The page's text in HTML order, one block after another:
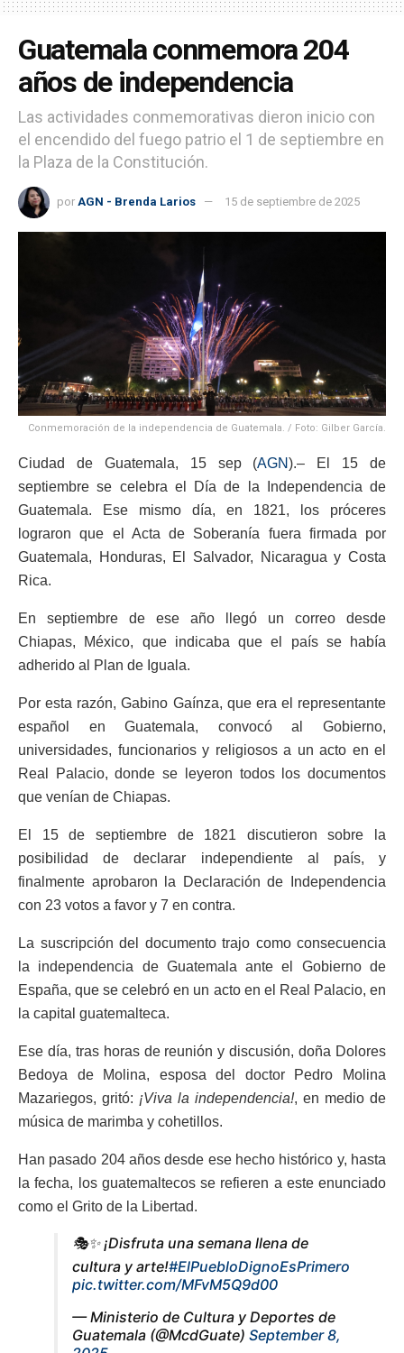
Guatemala conmemora 204
años de independencia
Las actividades conmemorativas dieron inicio con
el encendido del fuego patrio el 1 de septiembre en
la Plaza de la Constitución.
por AGN - Brenda Larios 15 de septiembre de 2025
Conmemoración de la independencia de Guatemala. / Foto: Gilber García.
Ciudad de Guatemala, 15 sep (AGN).– El 15 de
septiembre se celebra el Día de la Independencia de
Guatemala. Ese mismo día, en 1821, los próceres
lograron que el Acta de Soberanía fuera firmada por
Guatemala, Honduras, El Salvador, Nicaragua y Costa
Rica.
En septiembre de ese año llegó un correo desde
Chiapas, México, que indicaba que el país se había
adherido al Plan de Iguala.
Por esta razón, Gabino Gaínza, que era el representante
español en Guatemala, convocó al Gobierno,
universidades, funcionarios y religiosos a un acto en el
Real Palacio, donde se leyeron todos los documentos
que venían de Chiapas.
El 15 de septiembre de 1821 discutieron sobre la
posibilidad de declarar independiente al país, y
finalmente aprobaron la Declaración de Independencia
con 23 votos a favor y 7 en contra.
La suscripción del documento trajo como consecuencia
la independencia de Guatemala ante el Gobierno de
España, que se celebró en un acto en el Real Palacio, en
la capital guatemalteca.
Ese día, tras horas de reunión y discusión, doña Dolores
Bedoya de Molina, esposa del doctor Pedro Molina
Mazariegos, gritó: ¡Viva la independencia!, en medio de
música de marimba y cohetillos.
Han pasado 204 años desde ese hecho histórico y, hasta
la fecha, los guatemaltecos se refieren a este enunciado
como el Grito de la Libertad.
🎭✨ ¡Disfruta una semana llena de
cultura y arte!#ElPuebloDignoEsPrimero
pic.twitter.com/MFvM5Q9d00
— Ministerio de Cultura y Deportes de
Guatemala (@McdGuate) September 8,